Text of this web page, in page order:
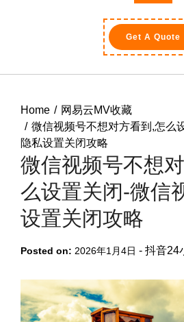
Get A Quote
Home
网易云MV收藏
微信视频号不想对方看到,怎么
隐私设置关闭攻略
微信视频号不想
么设置关闭-微信
设置关闭攻略
Posted on: 2026年1月4日 - 抖音24